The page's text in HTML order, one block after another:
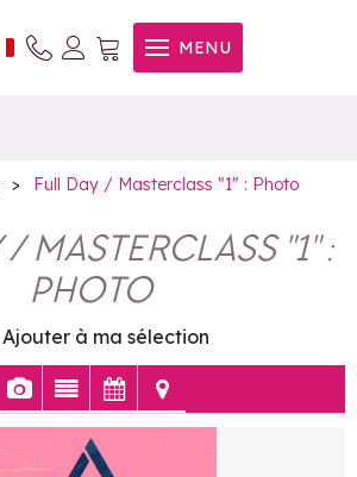
MENU
"1" :
> Full Day / Masterclass "1" : Photo
/ MASTERCLASS "1" :
PHOTO
Ajouter à ma sélection